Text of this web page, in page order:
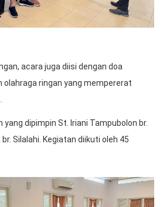
acara juga diisi dengan doa
olahraga ringan yang mempererat
dipimpin St. Iriani Tampubolon br.
Silalahi. Kegiatan diikuti oleh 45